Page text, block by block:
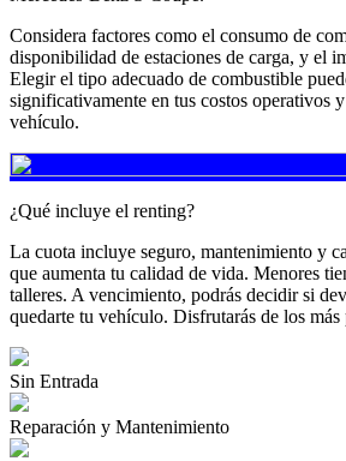
Considera factores como el consumo de
disponibilidad de estaciones de carga, y el
Elegir el tipo adecuado de combustible
significativamente en tus costos operativos
vehículo.
¿Qué incluye el renting?
La cuota incluye seguro, mantenimiento y
que aumenta tu calidad de vida. Menores
talleres. A vencimiento, podrás decidir si
quedarte tu vehículo. Disfrutarás de los más
Sin Entrada
Reparación y Mantenimiento